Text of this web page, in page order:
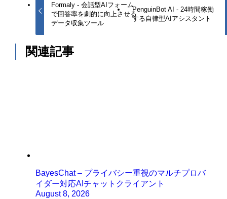
Formaly - 会話型AIフォーム
で回答率を劇的に向上させる
データ収集ツール
PenguinBot AI - 24時間稼働
する自律型AIアシスタント
関連記事
BayesChat – プライバシー重視のマルチプロバ
イダー対応AIチャットクライアント
August 8, 2026